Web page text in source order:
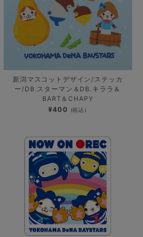
新潟マスコットデザイン/ステッカ
ー/DB.スターマン＆DB.キララ＆
BART＆CHAPY
¥400 (税込)